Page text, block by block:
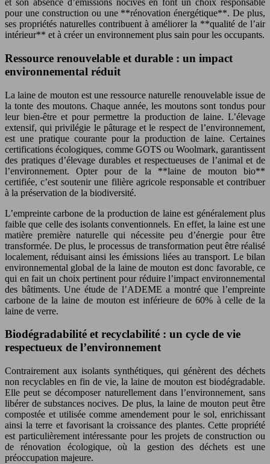
et son absence d’émissions nocives en font un choix responsable
pour une construction ou une **rénovation énergétique**. De plus,
ses propriétés naturelles contribuent à améliorer la **qualité de l’air
intérieur** et à créer un environnement plus sain pour les occupants.
Ressource renouvelable et durable : un impact
environnemental réduit
La laine de mouton est une ressource naturelle renouvelable issue de
la tonte des moutons. Chaque année, les moutons sont tondus pour
leur bien-être et pour permettre la production de laine. L’élevage
extensif, qui privilégie le pâturage et le respect de l’environnement,
est une pratique courante pour la production de laine. Certaines
certifications écologiques, comme GOTS ou Woolmark, garantissent
des pratiques d’élevage durables et respectueuses de l’animal et de
l’environnement. Opter pour de la **laine de mouton bio**
certifiée, c’est soutenir une filière agricole responsable et contribuer
à la préservation de la biodiversité.
L’empreinte carbone de la production de laine est généralement plus
faible que celle des isolants conventionnels. En effet, la laine est une
matière première naturelle qui nécessite peu d’énergie pour être
transformée. De plus, le processus de transformation peut être réalisé
localement, réduisant ainsi les émissions liées au transport. Le bilan
environnemental global de la laine de mouton est donc favorable, ce
qui en fait un choix pertinent pour réduire l’impact environnemental
des bâtiments. Une étude de l’ADEME a montré que l’empreinte
carbone de la laine de mouton est inférieure de 60% à celle de la
laine de verre.
Biodégradabilité et recyclabilité : un cycle de vie
respectueux de l’environnement
Contrairement aux isolants synthétiques, qui génèrent des déchets
non recyclables en fin de vie, la laine de mouton est biodégradable.
Elle peut se décomposer naturellement dans l’environnement, sans
libérer de substances nocives. De plus, la laine de mouton peut être
compostée et utilisée comme amendement pour le sol, enrichissant
ainsi la terre et favorisant la croissance des plantes. Cette propriété
est particulièrement intéressante pour les projets de construction ou
de rénovation écologique, où la gestion des déchets est une
préoccupation majeure.